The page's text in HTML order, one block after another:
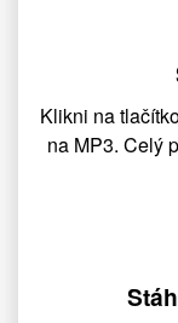
Klikni na
na MP3. Celý